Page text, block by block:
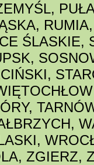
,
, RUMIA
ŚLASKIE,
,
,
,
,
,
, ZGIERZ,